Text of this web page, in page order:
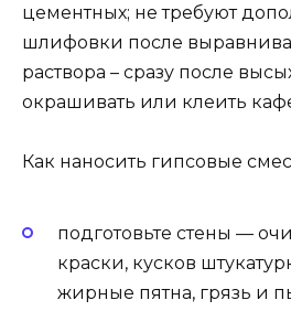
цементных; не требуют
шлифовки после
раствора – сразу после
окрашивать или клеить
Как наносить гипсовые
подготовьте стены —
краски, кусков
жирные пятна, грязь и